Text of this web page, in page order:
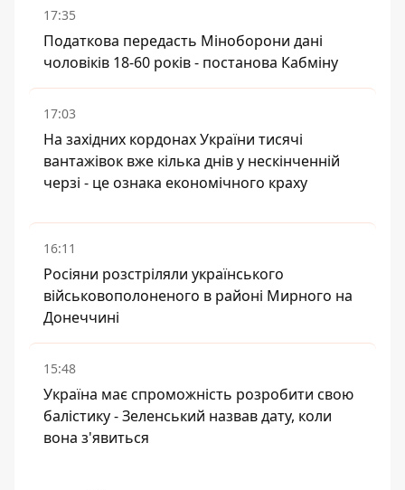
17:35
Податкова передасть Міноборони дані
чоловіків 18-60 років - постанова Кабміну
17:03
На західних кордонах України тисячі
вантажівок вже кілька днів у нескінченній
черзі - це ознака економічного краху
16:11
Росіяни розстріляли українського
військовополоненого в районі Мирного на
Донеччині
15:48
Україна має спроможність розробити свою
балістику - Зеленський назвав дату, коли
вона з'явиться